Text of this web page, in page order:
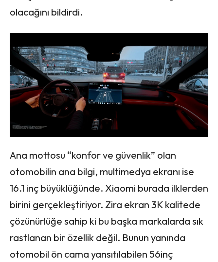
olacağını bildirdi.
Ana mottosu “konfor ve güvenlik” olan
otomobilin ana bilgi, multimedya ekranı ise
16.1 inç büyüklüğünde. Xiaomi burada ilklerden
birini gerçekleştiriyor. Zira ekran 3K kalitede
çözünürlüğe sahip ki bu başka markalarda sık
rastlanan bir özellik değil. Bunun yanında
otomobil ön cama yansıtılabilen 56inç